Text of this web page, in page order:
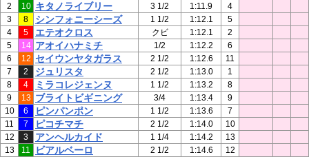
2
10 キタノライブリー 3 1/2 1:11.9
4
3
8 シンフォニーシーズ 1 1/2 1:12.1
5
4
5 エテオクロス クビ 1:12.1
2
5
14 アオイハナミチ 1/2 1:12.2
6
6
12 セイウンヤタガラス 2 1/2 1:12.6
11
7
2 ジュリスタ 2 1/2 1:13.0
1
8
4 ミラコレジェンヌ 1 1/2 1:13.2
8
9
13 ブライトビギニング 3/4 1:13.4
9
10
6 ピンパンポン 1 1/2 1:13.6
7
11
7 ピコチマチ 2 1/2 1:14.0
10
12
3 アンヘルカイド 1 1/4 1:14.2
13
13
11 ビアルベーロ 2 1/2 1:14.6
12